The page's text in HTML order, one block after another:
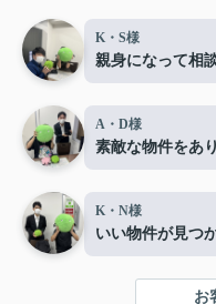
K・S様
親身になって相
A・D様
素敵な物件をあ
K・N様
いい物件が見つ
お